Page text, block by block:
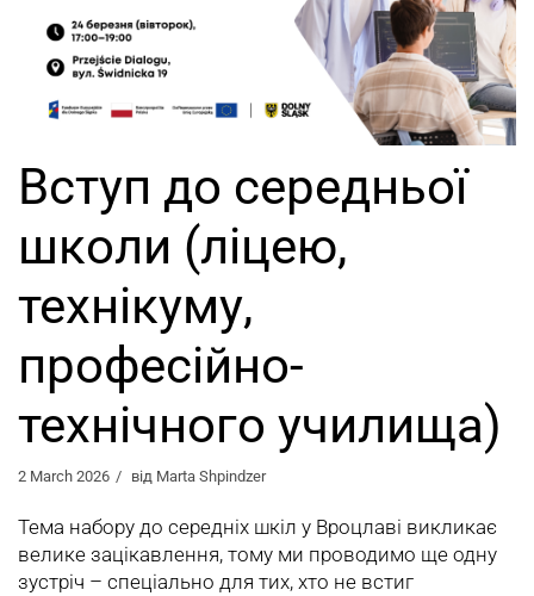
Вступ до середньої
школи (ліцею,
технікуму,
професійно-
технічного училища)
2 March 2026 від Marta Shpindzer
Тема набору до середніх шкіл у Вроцлаві викликає
велике зацікавлення, тому ми проводимо ще одну
зустріч – спеціально для тих, хто не встиг